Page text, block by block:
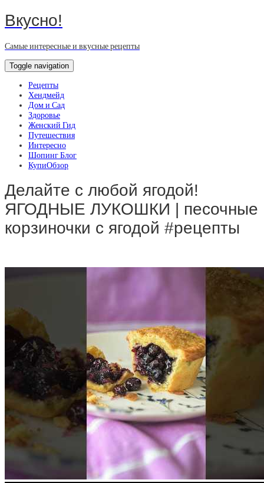
Вкусно!
Самые интересные и вкусные рецепты
Toggle navigation
Рецепты
Хендмейд
Дом и Сад
Здоровье
Женский Гид
Путешествия
Интересно
Шопинг Блог
КупиОбзор
Делайте с любой ягодой!
ЯГОДНЫЕ ЛУКОШКИ | песочные
корзиночки с ягодой #рецепты